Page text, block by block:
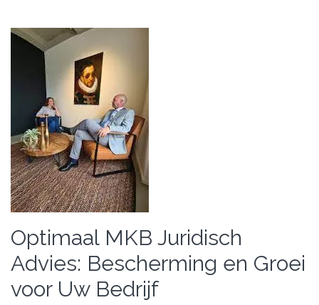
Optimaal MKB Juridisch
Advies: Bescherming en Groei
voor Uw Bedrijf